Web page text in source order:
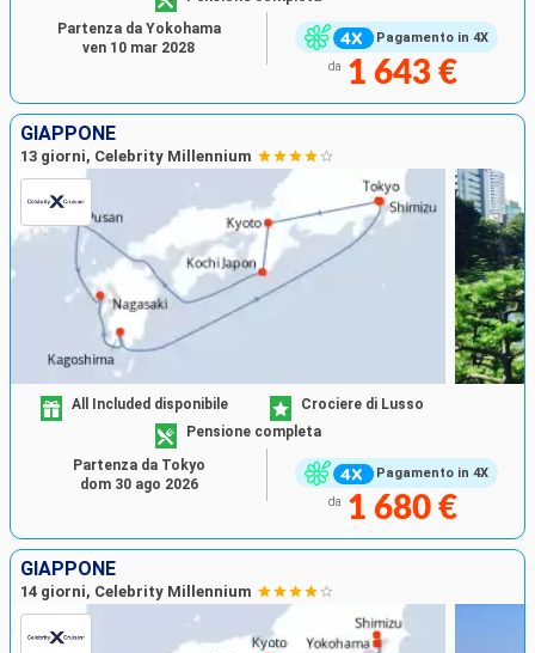
Pagamento in 4X
da 1 643 €
Partenza da Yokohama
ven 10 mar 2028
GIAPPONE
13 giorni, Celebrity Millennium
Pagamento in 4X
All Included disponibile
Crociere di Lusso
Pensione completa
da 1 680 €
Partenza da Tokyo
dom 30 ago 2026
GIAPPONE
14 giorni, Celebrity Millennium